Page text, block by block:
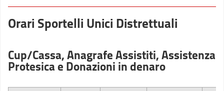
Orari Sportelli Unici Distrettuali
Cup/Cassa, Anagrafe Assistiti, Assistenza
Protesica e Donazioni in denaro